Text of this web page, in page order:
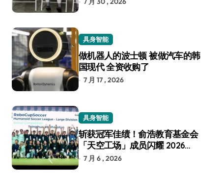
具身智能
做机器人的波士顿 被做汽车的韩
国现代 全资收购了
7 月 17 , 2026
具身智能
斩获冠军佳绩！俞浩教育基金会
「天空工场」成员闪耀 2026
RoboCup 机器人世界杯
7 月 6 , 2026